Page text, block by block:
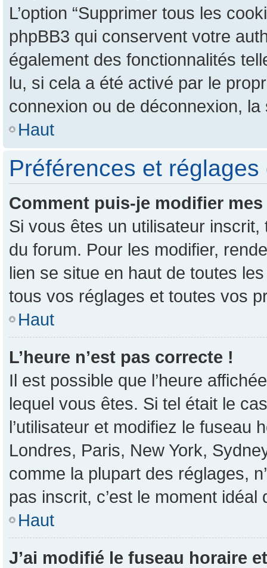
L’option “Supprimer tous les
phpBB3 qui conservent votre
également des fonctionnalités
lu, si cela a été activé par le
connexion ou de déconnexion,
Haut
Préférences et
Comment puis-je modifier
Si vous êtes un utilisateur
du forum. Pour les modifier,
lien se situe en haut de toutes
tous vos réglages et toutes vos
Haut
L’heure n’est pas correcte !
Il est possible que l’heure
lequel vous êtes. Si tel était le
l’utilisateur et modifiez le fuseau
Londres, Paris, New York,
comme la plupart des réglages,
pas inscrit, c’est le moment idéal
Haut
J’ai modifié le fuseau horaire